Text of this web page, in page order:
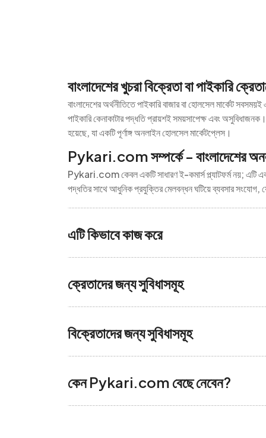
বাংলাদেশের খুচরা বিক্রেতা বা পাইকারি
বাংলাদেশের অর্থনীতিতে পাইকারি বাজার বা হোলসেল মার্কেট
পাইকারি কেনাকাটার পদ্ধতি প্রায়শই সময়সাপেক্ষ এবং
হয়েছে, যা একটি পূর্ণাঙ্গ অনলাইন হোলসেল মার্কেটপ্লেস।
Pykari.com সম্পর্কে - বাংলাদেশের
Pykari.com কেবল একটি সাধারণ ই-কমার্স প্ল্যাটফর্ম নয়; এটি
পদ্ধতির সাথে আধুনিক প্রযুক্তির মেলবন্ধন ঘটিয়ে ব্যবসার
এটি কিভাবে কাজ করে
ক্রেতাদের জন্য সুবিধাসমূহ
বিক্রেতাদের জন্য সুবিধাসমূহ
কেন Pykari.com বেছে নেবেন?